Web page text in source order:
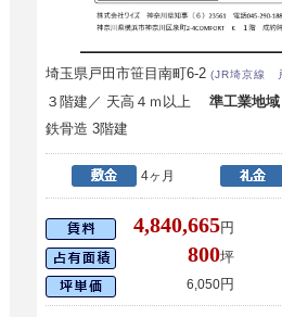
埼玉県戸田市笹目南町6-2(JR埼京線
３階建／ 天高４ｍ以上準工業地域
鉄骨造 3階建
4ヶ月
4,840,665円
800坪
6,050円